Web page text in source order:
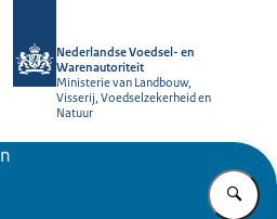
Nederlandse Voedsel- en
Warenautoriteit
Ministerie van Landbouw,
Visserij, Voedselzekerheid en
Natuur